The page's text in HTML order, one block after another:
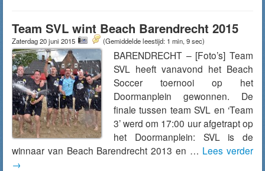
Team SVL wint Beach Barendrecht 2015
Zaterdag 20 juni 2015 (Gemiddelde leestijd: 1 min, 9 sec)
BARENDRECHT – [Foto’s] Team
SVL heeft vanavond het Beach
Soccer toernooi op het
Doormanplein gewonnen. De
finale tussen team SVL en ‘Team
3’ werd om 17:00 uur afgetrapt op
het Doormanplein: SVL is de
winnaar van Beach Barendrecht 2013 en … Lees verder
→